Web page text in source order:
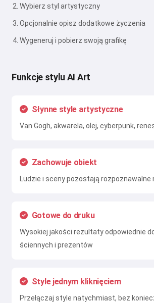
Wybierz styl artystyczny
Opcjonalnie opisz dodatkowe życzenia
Wygeneruj i pobierz swoją grafikę
Funkcje stylu AI Art
Słynne style artystyczne
Van Gogh, akwarela, olej, cyberpunk,
Zachowuje obiekt
Ludzie i sceny pozostają rozpoznawalne
Gotowe do druku
Wysokiej jakości rezultaty odpowiednie
ściennych i prezentów
Style jednym kliknięciem
Przełączaj style natychmiast, bez